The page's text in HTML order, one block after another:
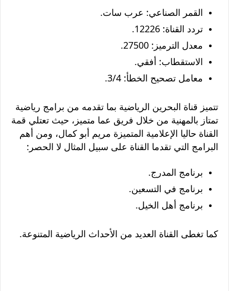
القمر الصناعي: عرب سات.
تردد القناة: 12226.
معدل الترميز: 27500.
الاستقطاب: أفقي.
معامل تصحيح الخطأ: 3/4.
تتميز قناة البحرين الرياضية بما تقدمه من برامج رياضية
تمتاز بالمهنية من خلال فريق عما متميز، حيث تعتلي قمة
القناة حاليا الإعلامية المتميزة مريم أبو كمال، ومن أهم
البرامج التي تقدما القناة على سبيل المثال لا الحصر:
برنامج المدرج.
برنامج في التسعين.
برنامج أهل الخيل.
كما تغطى القناة العديد من الأحداث الرياضية المتنوعة.